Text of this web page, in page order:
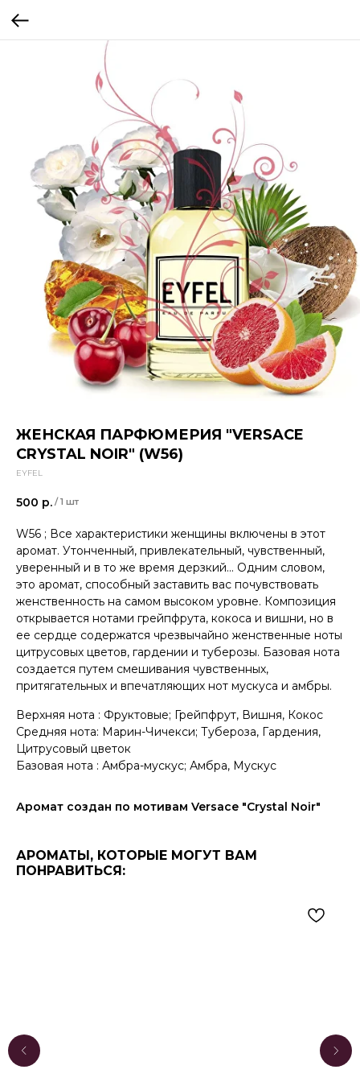
ЖЕНСКАЯ ПАРФЮМЕРИЯ "VERSACE
CRYSTAL NOIR" (W56)
EYFEL
500 р. / 1 шт
W56 ; Все характеристики женщины включены в этот
аромат. Утонченный, привлекательный, чувственный,
уверенный и в то же время дерзкий... Одним словом,
это аромат, способный заставить вас почувствовать
женственность на самом высоком уровне. Композиция
открывается нотами грейпфрута, кокоса и вишни, но в
ее сердце содержатся чрезвычайно женственные ноты
цитрусовых цветов, гардении и туберозы. Базовая нота
создается путем смешивания чувственных,
притягательных и впечатляющих нот мускуса и амбры.
Верхняя нота : Фруктовые; Грейпфрут, Вишня, Кокос
Средняя нота: Марин-Чичекси; Тубероза, Гардения,
Цитрусовый цветок
Базовая нота : Амбра-мускус; Амбра, Мускус
Аромат создан по мотивам Versace "Crystal Noir"
АРОМАТЫ, КОТОРЫЕ МОГУТ ВАМ
ПОНРАВИТЬСЯ: